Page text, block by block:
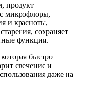
продукт
микрофлоры,
и красноты,
сохраняет
функции.
быстро
свечение и
даже на